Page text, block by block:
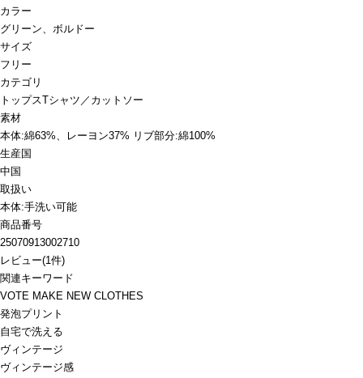
カラー
グリーン、ボルドー
サイズ
フリー
カテゴリ
トップスTシャツ／カットソー
素材
本体:綿63%、レーヨン37% リブ部分:綿100%
生産国
中国
取扱い
本体:手洗い可能
商品番号
25070913002710
レビュー(1件)
関連キーワード
VOTE MAKE NEW CLOTHES
発泡プリント
自宅で洗える
ヴィンテージ
ヴィンテージ感